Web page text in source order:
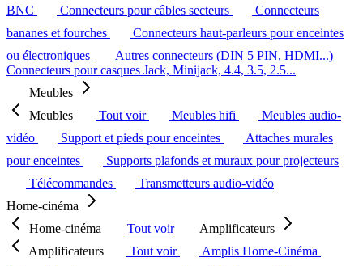
BNC
Connecteurs pour câbles secteurs
Connecteurs
bananes et fourches
Connecteurs haut-parleurs pour enceintes
ou électroniques
Autres connecteurs (DIN 5 PIN, HDMI...)
Connecteurs pour casques Jack, Minijack, 4.4, 3.5, 2.5...
Meubles
Meubles
Tout voir Meubles hifi
Meubles audio-
vidéo
Support et pieds pour enceintes
Attaches murales
pour enceintes
Supports plafonds et muraux pour projecteurs
Télécommandes
Transmetteurs audio-vidéo
Home-cinéma
Home-cinéma
Tout voir
Amplificateurs
Amplificateurs
Tout voir
Amplis Home-Cinéma